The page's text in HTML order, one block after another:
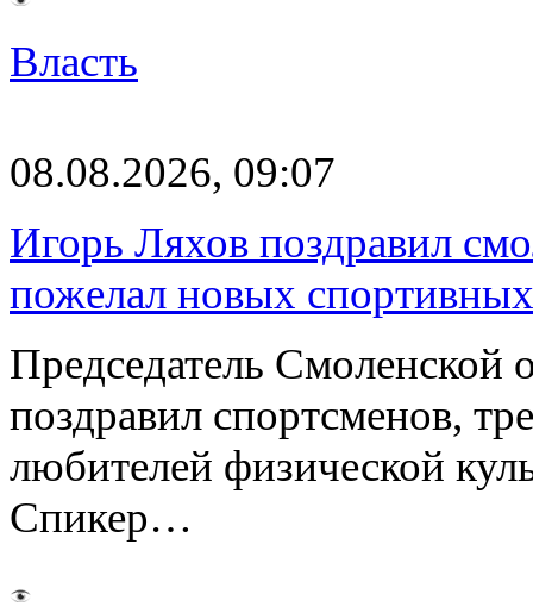
Власть
08.08.2026, 09:07
Игорь Ляхов поздравил
пожелал новых
Председатель
поздравил спортсменов,
любителей физической
Спикер…